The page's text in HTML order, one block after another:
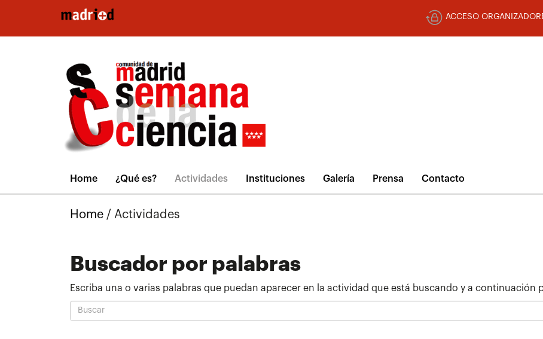
ACCESO
Home ¿Qué es? Actividades Instituciones Galería Prensa Contacto
Home / Actividades
Buscador por palabras
Escriba una o varias palabras que puedan aparecer en la actividad que está buscando y a continuación